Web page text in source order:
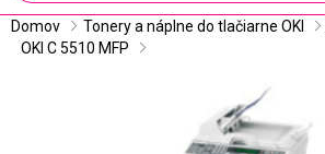
Domov Tonery a náplne do tlačiarne OKI
OKI C 5510 MFP